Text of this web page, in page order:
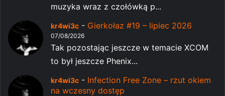
muzyka wraz z czołówką p...
kr4wi3c - Gierkołaz #19 – lipiec 2026
07/08/2026
Tak pozostając jeszcze w temacie XCOM
to był jeszcze Phenix...
kr4wi3c - Infection Free Zone – rzut okiem
na wczesny dostęp